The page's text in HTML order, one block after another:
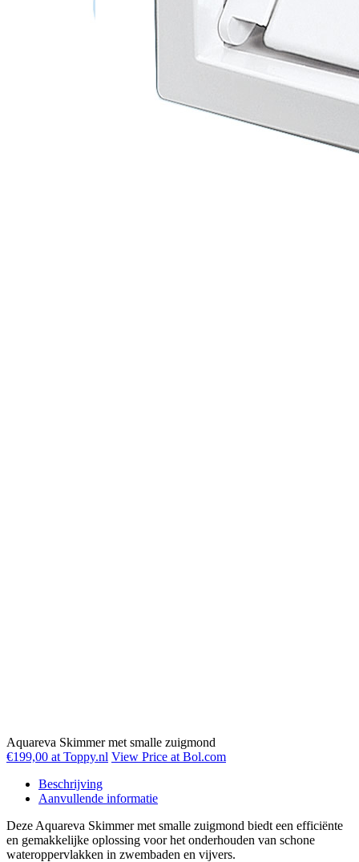
Aquareva Skimmer met smalle zuigmond
€199,00 at Toppy.nl View Price at Bol.com
Beschrijving
Aanvullende informatie
Deze Aquareva Skimmer met smalle zuigmond biedt een efficiënte
en gemakkelijke oplossing voor het onderhouden van schone
wateroppervlakken in zwembaden en vijvers.